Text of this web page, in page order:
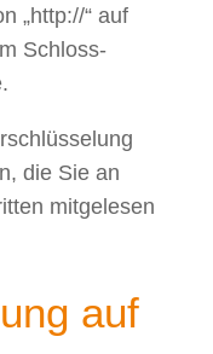
„http://“ auf
Schloss-
die Sie an
mitgelesen
auf